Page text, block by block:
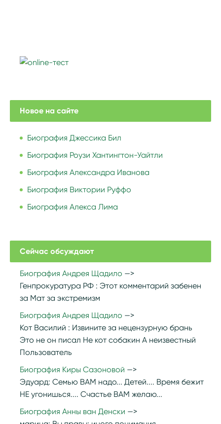
Новое на сайте
Биография Джессика Бил
Биография Роузи Хантингтон-Уайтли
Биография Александра Иванова
Биография Виктории Руффо
Биография Алекса Лима
Сейчас обсуждают
Биография Андрея Щадило
Генпрокуратура РФ : Этот комментарий забенен
за Мат за экстремизм
Биография Андрея Щадило
Кот Василий : Извините за нецензурную брань
Это не он писал Не кот собакин А неизвестный
Пользователь
Биография Киры Сазоновой
Эдуард: Семью ВАМ надо... Детей.... Время бежит
НЕ угонишься.... Счастье ВАМ желаю...
Биография Анны ван Денски